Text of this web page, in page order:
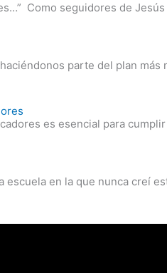
Como seguidores de
parte del plan
es esencial para
en la que nunca creí